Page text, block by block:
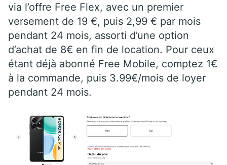
via l’offre Free Flex, avec un premier
versement de 19 €, puis 2,99 € par mois
pendant 24 mois, assorti d’une option
d’achat de 8€ en fin de location. Pour ceux
étant déjà abonné Free Mobile, comptez 1€
à la commande, puis 3.99€/mois de loyer
pendant 24 mois.